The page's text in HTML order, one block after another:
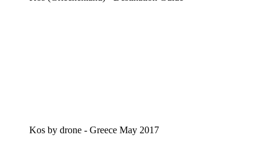
Kos by drone - Greece May 2017